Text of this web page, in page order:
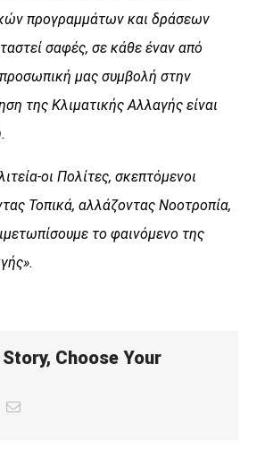
προγραμμάτων και δράσεων
σαφές, σε κάθε έναν από
μας συμβολή στην
της Κλιματικής Αλλαγής είναι
οι Πολίτες, σκεπτόμενοι
Τοπικά, αλλάζοντας Νοοτροπία,
το φαινόμενο της
Choose Your
Email